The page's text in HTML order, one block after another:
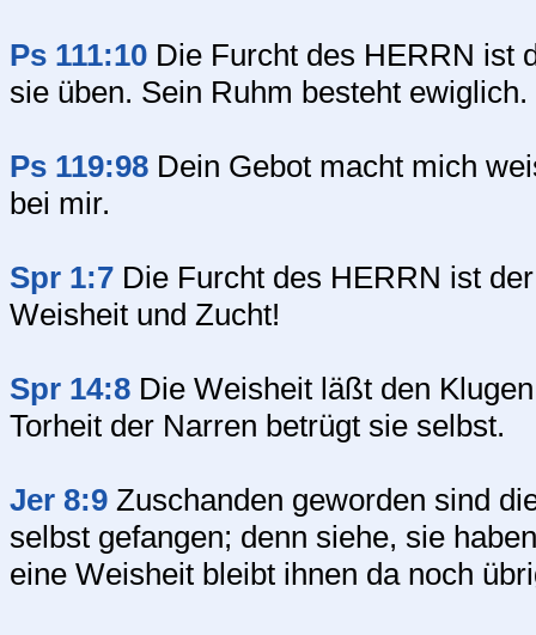
Ps 111:10 Die Furcht des HERRN ist
sie üben. Sein Ruhm besteht ewiglich.
Ps 119:98 Dein Gebot macht mich
bei mir.
Spr 1:7 Die Furcht des HERRN ist
Weisheit und Zucht!
Spr 14:8 Die Weisheit läßt den
Torheit der Narren betrügt sie selbst.
Jer 8:9 Zuschanden geworden sind
selbst gefangen; denn siehe, sie
eine Weisheit bleibt ihnen da noch